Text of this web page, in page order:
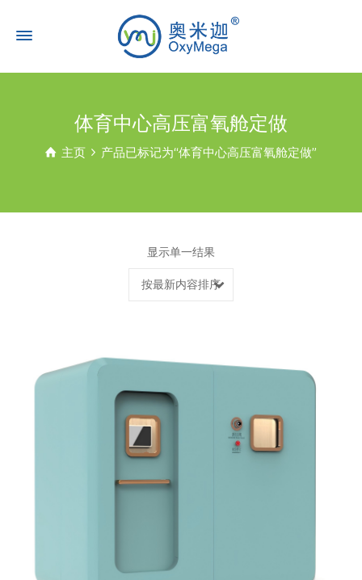
体育中心高压富氧舱定做
主页 产品已标记为“体育中心高压富氧舱定做”
显示单一结果
按最新内容排序